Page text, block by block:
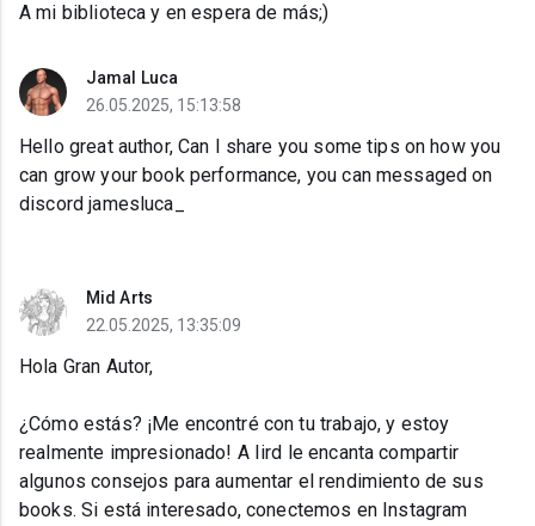
A mi biblioteca y en espera de más;)
Jamal Luca
26.05.2025, 15:13:58
Hello great author, Can I share you some tips on how you
can grow your book performance, you can messaged on
discord jamesluca_
Mid Arts
22.05.2025, 13:35:09
Hola Gran Autor,
¿Cómo estás? ¡Me encontré con tu trabajo, y estoy
realmente impresionado! A Iird le encanta compartir
algunos consejos para aumentar el rendimiento de sus
books. Si está interesado, conectemos en Instagram